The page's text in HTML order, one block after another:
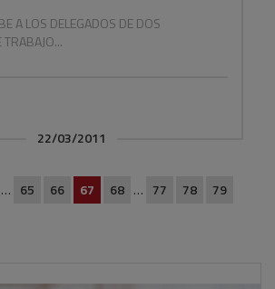
A LOS DELEGADOS DE DOS
22/03/2011
… 65 66 67 68 … 77 78 79